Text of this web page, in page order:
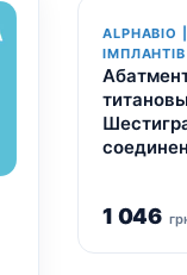
ІМПЛАНТІВ
1 046